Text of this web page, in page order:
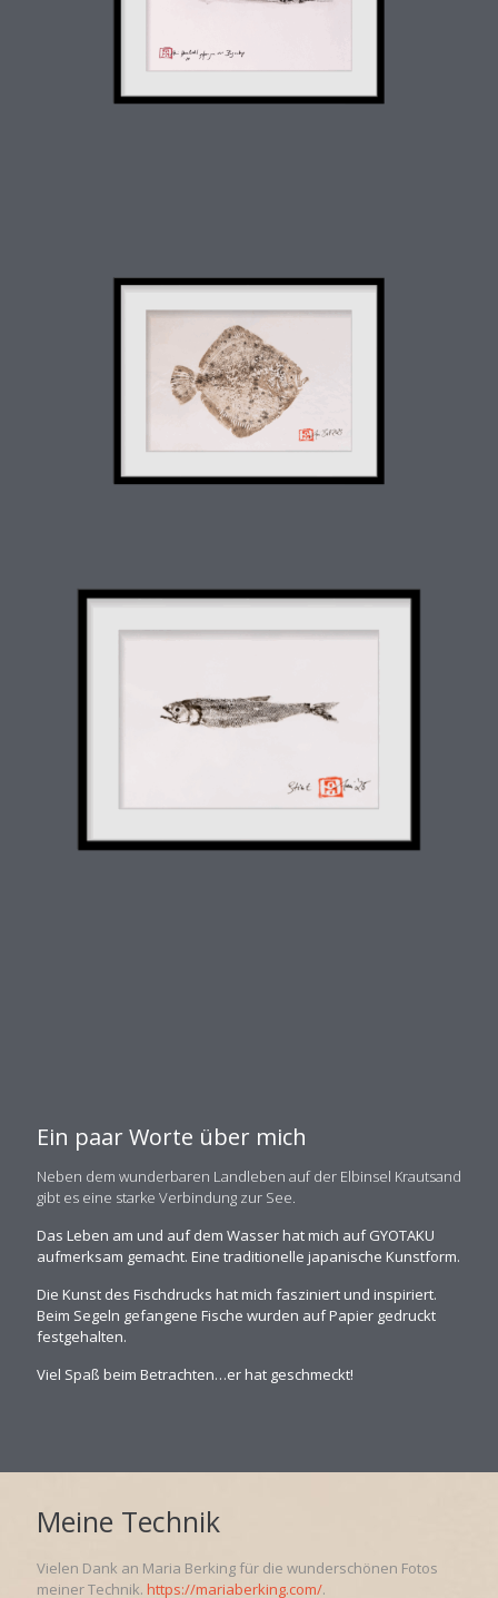
Ein paar Worte über mich
Neben dem wunderbaren Landleben auf der Elbinsel Krautsand
gibt es eine starke Verbindung zur See.
Das Leben am und auf dem Wasser hat mich auf GYOTAKU
aufmerksam gemacht. Eine traditionelle japanische Kunstform.
Die Kunst des Fischdrucks hat mich fasziniert und inspiriert.
Beim Segeln gefangene Fische wurden auf Papier gedruckt
festgehalten.
Viel Spaß beim Betrachten…er hat geschmeckt!
Meine Technik
Vielen Dank an Maria Berking für die wunderschönen Fotos
meiner Technik. https://mariaberking.com/.